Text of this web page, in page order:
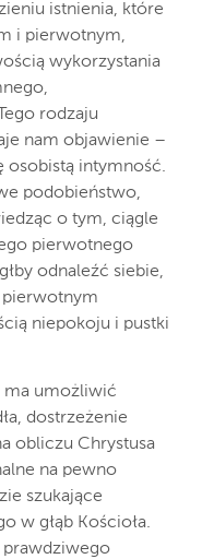
istnienia, które
i pierwotnym,
wykorzystania
rodzaju
nam objawienie –
osobistą intymność.
podobieństwo,
o tym, ciągle
pierwotnego
odnaleźć siebie,
pierwotnym
niepokoju i pustki
ma umożliwić
dostrzeżenie
obliczu Chrystusa
na pewno
szukające
w głąb Kościoła.
prawdziwego